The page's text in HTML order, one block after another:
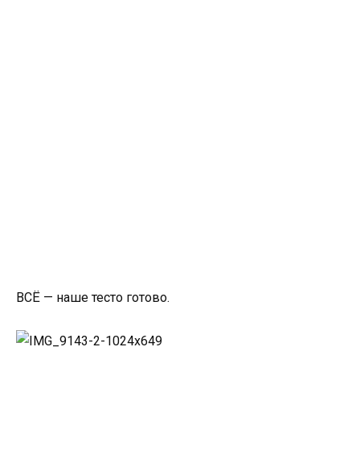
ВСЁ — наше тесто готово.